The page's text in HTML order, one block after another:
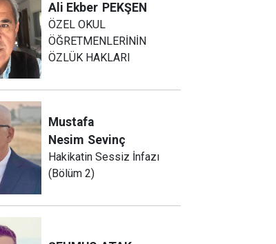
Ali Ekber PEKŞEN
ÖZEL OKUL
ÖĞRETMENLERİNİN
ÖZLÜK HAKLARI
Mustafa
Nesim Sevinç
Hakikatin Sessiz İnfazı
(Bölüm 2)